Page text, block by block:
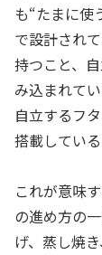
も“たまに使
で設計され
持つこと、
み込まれて
自立するフ
搭載してい
これが意味
の進め方の
げ、蒸し焼